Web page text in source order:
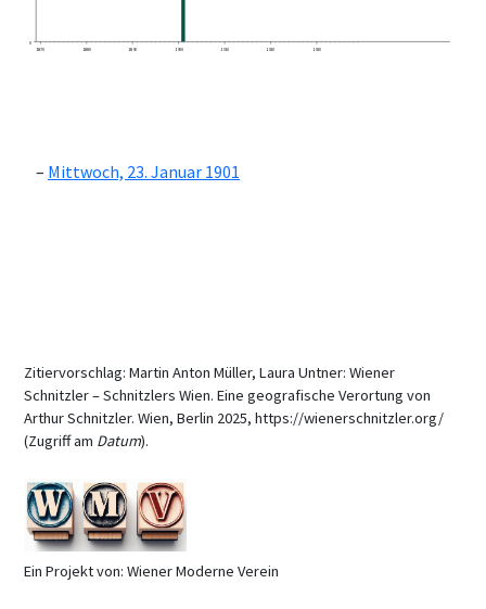
0
1870
1880 1890 1900 1910 1920 1930
Mittwoch, 23. Januar 1901
Zitiervorschlag: Martin Anton Müller, Laura Untner: Wiener
Schnitzler – Schnitzlers Wien. Eine geografische Verortung von
Arthur Schnitzler. Wien, Berlin 2025, https://wienerschnitzler.org/
(Zugriff am Datum).
Ein Projekt von: Wiener Moderne Verein